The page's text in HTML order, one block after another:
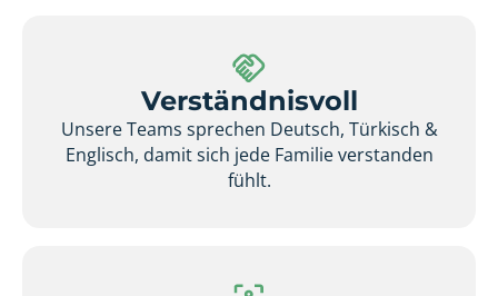
Verständnisvoll
Unsere Teams sprechen Deutsch, Türkisch &
Englisch, damit sich jede Familie verstanden
fühlt.